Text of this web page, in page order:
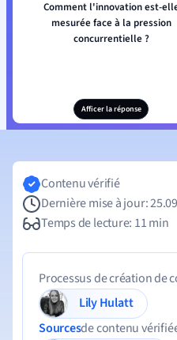
Comment l'innovation est-
mesurée face à la pression
concurrentielle ?
Afficer la réponse
Contenu vérifié
Dernière mise à jour:
Temps de lecture: 11 min
Processus de création de
Lily Hulatt
Sourcesde contenu